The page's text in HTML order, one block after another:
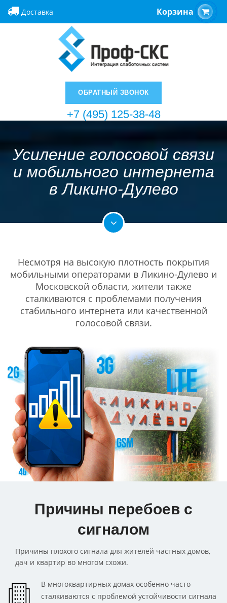
Доставка Корзина
ОБРАТНЫЙ ЗВОНОК
+7 (495) 125-38-48
Усиление голосовой связи
и мобильного интернета
в Ликино-Дулево
Несмотря на высокую плотность покрытия
мобильными операторами в Ликино-Дулево и
Московской области, жители также
сталкиваются с проблемами получения
стабильного интернета или качественной
голосовой связи.
Причины перебоев с
сигналом
Причины плохого сигнала для жителей частных домов,
дач и квартир во многом схожи.
В многоквартирных домах особенно часто
сталкиваются с проблемой устойчивости сигнала